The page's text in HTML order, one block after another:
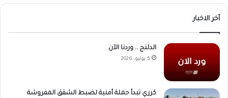
أخر الاخبار
الدلنج .. وردنا الآن
5 يوليو، 2026
كرري تبدأ حملة أمنية لضبط الشقق المفروشة